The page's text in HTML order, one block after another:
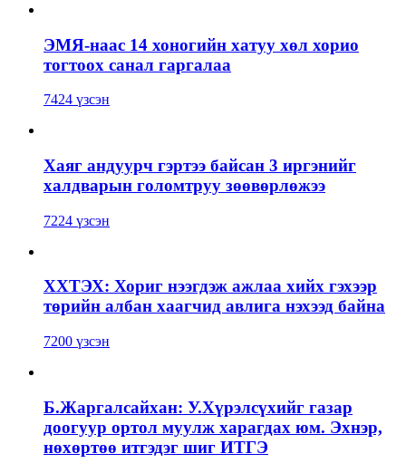
ЭМЯ-наас 14 хоногийн хатуу хөл хорио
тогтоох санал гаргалаа
7424 үзсэн
Хаяг андуурч гэртээ байсан 3 иргэнийг
халдварын голомтруу зөөвөрлөжээ
7224 үзсэн
ХХТЭХ: Хориг нээгдэж ажлаа хийх гэхээр
төрийн албан хаагчид авлига нэхээд байна
7200 үзсэн
Б.Жаргалсайхан: У.Хүрэлсүхийг газар
доогуур ортол муулж харагдах юм. Эхнэр,
нөхөртөө итгэдэг шиг ИТГЭ